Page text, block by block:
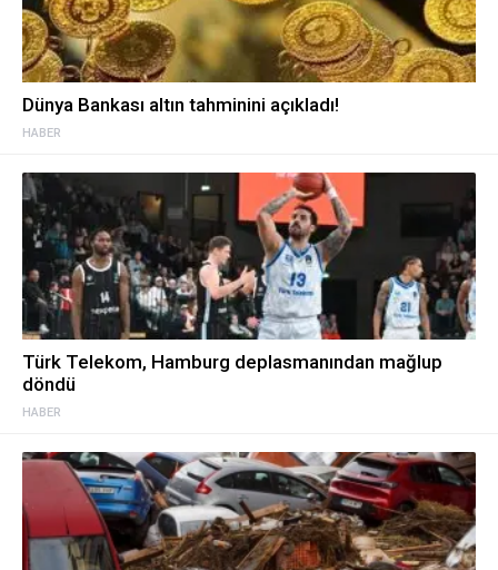
HABER
Dünya Bankası altın tahminini açıkladı!
HABER
Türk Telekom, Hamburg deplasmanından mağlup
döndü